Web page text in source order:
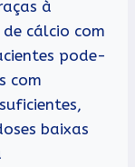
à
cálcio com
pode-
com
baixas